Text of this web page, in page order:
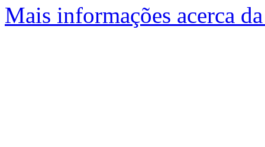
Mais informações acerca